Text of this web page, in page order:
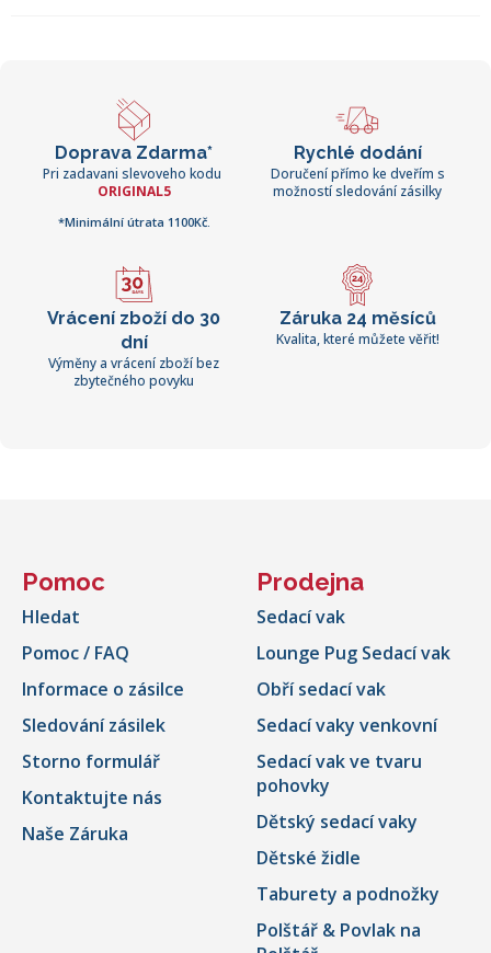
Doprava Zdarma*
Pri zadavani slevoveho kodu
ORIGINAL5
*Minimální útrata 1100Kč.
Rychlé dodání
Doručení přímo ke dveřím s
možností sledování zásilky
Vrácení zboží do 30
dní
Výměny a vrácení zboží bez
zbytečného povyku
Záruka 24 měsíců
Kvalita, které můžete věřit!
Pomoc
Hledat
Pomoc / FAQ
Informace o zásilce
Sledování zásilek
Storno formulář
Kontaktujte nás
Naše Záruka
Prodejna
Sedací vak
Lounge Pug Sedací vak
Obří sedací vak
Sedací vaky venkovní
Sedací vak ve tvaru
pohovky
Dětský sedací vaky
Dětské židle
Taburety a podnožky
Polštář & Povlak na